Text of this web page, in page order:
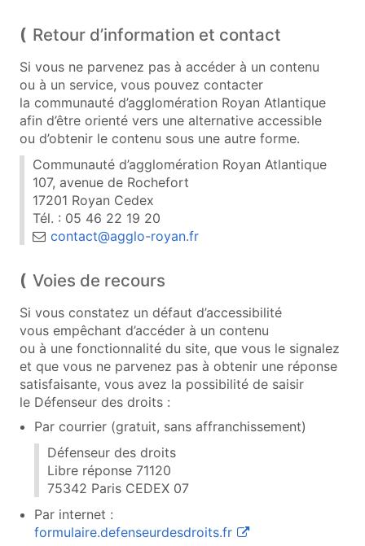
Retour d’information et contact
Si vous ne parvenez pas à accéder à un contenu
ou à un service, vous pouvez contacter
la communauté d’agglomération Royan Atlantique
afin d’être orienté vers une alternative accessible
ou d’obtenir le contenu sous une autre forme.
Communauté d’agglomération Royan Atlantique
107, avenue de Rochefort
17201 Royan Cedex
Tél. : 05 46 22 19 20
contact@agglo-royan.fr
Voies de recours
Si vous constatez un défaut d’accessibilité
vous empêchant d’accéder à un contenu
ou à une fonctionnalité du site, que vous le signalez
et que vous ne parvenez pas à obtenir une réponse
satisfaisante, vous avez la possibilité de saisir
le Défenseur des droits :
Par courrier (gratuit, sans affranchissement)
Défenseur des droits
Libre réponse 71120
75342 Paris CEDEX 07
Par internet :
formulaire.defenseurdesdroits.fr(ouvre une nouvelle